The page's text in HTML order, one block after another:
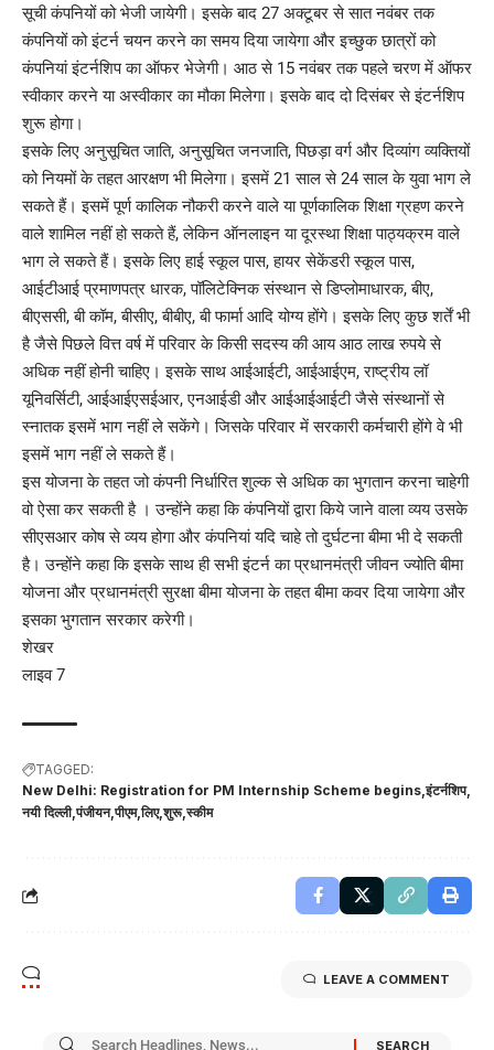
सूची कंपनियों को भेजी जायेगी। इसके बाद 27 अक्टूबर से सात नवंबर तक
कंपनियों को इंटर्न चयन करने का समय दिया जायेगा और इच्छुक छात्रों को
कंपनियां इंटर्नशिप का ऑफर भेजेगी। आठ से 15 नवंबर तक पहले चरण में ऑफर
स्वीकार करने या अस्वीकार का मौका मिलेगा। इसके बाद दो दिसंबर से इंटर्नशिप
शुरू होगा।
इसके लिए अनुसूचित जाति, अनुसूचित जनजाति, पिछड़ा वर्ग और दिव्यांग व्यक्तियों
को नियमों के तहत आरक्षण भी मिलेगा। इसमें 21 साल से 24 साल के युवा भाग ले
सकते हैं। इसमें पूर्ण कालिक नौकरी करने वाले या पूर्णकालिक शिक्षा ग्रहण करने
वाले शामिल नहीं हो सकते हैं, लेकिन ऑनलाइन या दूरस्था शिक्षा पाठ्यक्रम वाले
भाग ले सकते हैं। इसके लिए हाई स्कूल पास, हायर सेकेंडरी स्कूल पास,
आईटीआई प्रमाणपत्र धारक, पॉलिटेक्निक संस्थान से डिप्लोमाधारक, बीए,
बीएससी, बी कॉम, बीसीए, बीबीए, बी फार्मा आदि योग्य होंगे। इसके लिए कुछ शर्तें भी
है जैसे पिछले वित्त वर्ष में परिवार के किसी सदस्य की आय आठ लाख रुपये से
अधिक नहीं होनी चाहिए। इसके साथ आईआईटी, आईआईएम, राष्ट्रीय लॉ
यूनिवर्सिटी, आईआईएसईआर, एनआईडी और आईआईआईटी जैसे संस्थानों से
स्नातक इसमें भाग नहीं ले सकेंगे। जिसके परिवार में सरकारी कर्मचारी होंगे वे भी
इसमें भाग नहीं ले सकते हैं।
इस योजना के तहत जो कंपनी निर्धारित शुल्क से अधिक का भुगतान करना चाहेगी
वो ऐसा कर सकती है । उन्होंने कहा कि कंपनियों द्वारा किये जाने वाला व्यय उसके
सीएसआर कोष से व्यय होगा और कंपनियां यदि चाहे तो दुर्घटना बीमा भी दे सकती
है। उन्होंने कहा कि इसके साथ ही सभी इंटर्न का प्रधानमंत्री जीवन ज्योति बीमा
योजना और प्रधानमंत्री सुरक्षा बीमा योजना के तहत बीमा कवर दिया जायेगा और
इसका भुगतान सरकार करेगी।
शेखर
लाइव 7
TAGGED:
New Delhi: Registration for PM Internship Scheme begins इंटर्नशिप
नयी दिल्ली पंजीयन पीएम लिए शुरू स्कीम
LEAVE A COMMENT